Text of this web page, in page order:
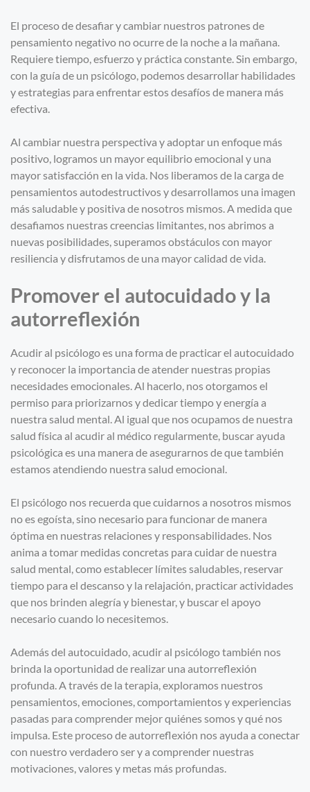
El proceso de desafiar y cambiar nuestros patrones de
pensamiento negativo no ocurre de la noche a la mañana.
Requiere tiempo, esfuerzo y práctica constante. Sin embargo,
con la guía de un psicólogo, podemos desarrollar habilidades
y estrategias para enfrentar estos desafíos de manera más
efectiva.
Al cambiar nuestra perspectiva y adoptar un enfoque más
positivo, logramos un mayor equilibrio emocional y una
mayor satisfacción en la vida. Nos liberamos de la carga de
pensamientos autodestructivos y desarrollamos una imagen
más saludable y positiva de nosotros mismos. A medida que
desafiamos nuestras creencias limitantes, nos abrimos a
nuevas posibilidades, superamos obstáculos con mayor
resiliencia y disfrutamos de una mayor calidad de vida.
Promover el autocuidado y la
autorreflexión
Acudir al psicólogo es una forma de practicar el autocuidado
y reconocer la importancia de atender nuestras propias
necesidades emocionales. Al hacerlo, nos otorgamos el
permiso para priorizarnos y dedicar tiempo y energía a
nuestra salud mental. Al igual que nos ocupamos de nuestra
salud física al acudir al médico regularmente, buscar ayuda
psicológica es una manera de asegurarnos de que también
estamos atendiendo nuestra salud emocional.
El psicólogo nos recuerda que cuidarnos a nosotros mismos
no es egoísta, sino necesario para funcionar de manera
óptima en nuestras relaciones y responsabilidades. Nos
anima a tomar medidas concretas para cuidar de nuestra
salud mental, como establecer límites saludables, reservar
tiempo para el descanso y la relajación, practicar actividades
que nos brinden alegría y bienestar, y buscar el apoyo
necesario cuando lo necesitemos.
Además del autocuidado, acudir al psicólogo también nos
brinda la oportunidad de realizar una autorreflexión
profunda. A través de la terapia, exploramos nuestros
pensamientos, emociones, comportamientos y experiencias
pasadas para comprender mejor quiénes somos y qué nos
impulsa. Este proceso de autorreflexión nos ayuda a conectar
con nuestro verdadero ser y a comprender nuestras
motivaciones, valores y metas más profundas.